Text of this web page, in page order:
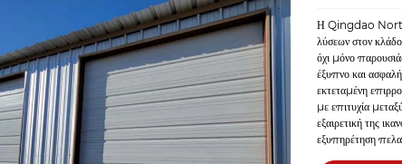
Η Qingdao
λύσεων στον
όχι μόνο
έξυπνο και
εκτεταμένη
με επιτυχία
εξαιρετική της
εξυπηρέτηση